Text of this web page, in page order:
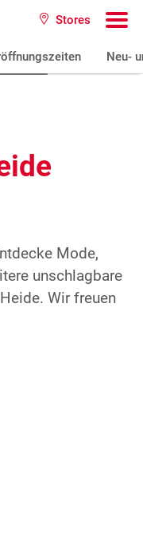
Stores
Neu-
Mode,
unschlagbare
Wir freuen